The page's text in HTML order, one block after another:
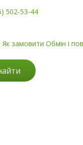
502-53-44
Як замовити Обмін і